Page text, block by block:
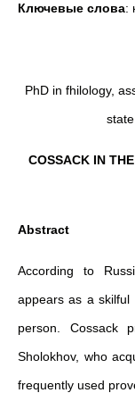
Ключевые слова:
PhD in fhilology,
COSSACK IN
Abstract
According to
appears as a
person. Cossack
Sholokhov, who
frequently used